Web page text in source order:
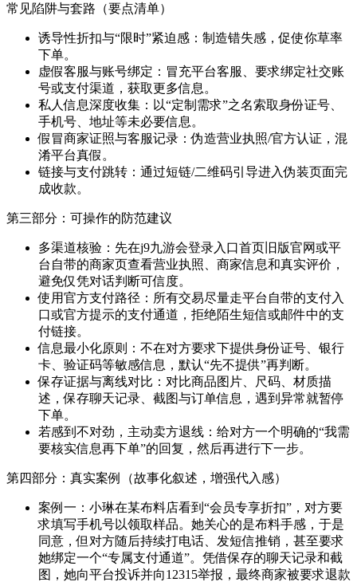
常见陷阱与套路（要点清单）
诱导性折扣与“限时”紧迫感：制造错失感，促使你草率
下单。
虚假客服与账号绑定：冒充平台客服、要求绑定社交账
号或支付渠道，获取更多信息。
私人信息深度收集：以“定制需求”之名索取身份证号、
手机号、地址等未必要信息。
假冒商家证照与客服记录：伪造营业执照/官方认证，混
淆平台真假。
链接与支付跳转：通过短链/二维码引导进入伪装页面完
成收款。
第三部分：可操作的防范建议
多渠道核验：先在j9九游会登录入口首页旧版官网或平
台自带的商家页查看营业执照、商家信息和真实评价，
避免仅凭对话判断可信度。
使用官方支付路径：所有交易尽量走平台自带的支付入
口或官方提示的支付通道，拒绝陌生短信或邮件中的支
付链接。
信息最小化原则：不在对方要求下提供身份证号、银行
卡、验证码等敏感信息，默认“先不提供”再判断。
保存证据与离线对比：对比商品图片、尺码、材质描
述，保存聊天记录、截图与订单信息，遇到异常就暂停
下单。
若感到不对劲，主动卖方退线：给对方一个明确的“我需
要核实信息再下单”的回复，然后再进行下一步。
第四部分：真实案例（故事化叙述，增强代入感）
案例一：小琳在某布料店看到“会员专享折扣”，对方要
求填写手机号以领取样品。她关心的是布料手感，于是
同意，但对方随后持续打电话、发短信推销，甚至要求
她绑定一个“专属支付通道”。凭借保存的聊天记录和截
图，她向平台投诉并向12315举报，最终商家被要求退款